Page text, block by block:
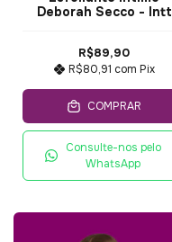
Deborah Secco - Intt
R$89,90
R$80,91 com Pix
COMPRAR
Consulte-nos pelo
WhatsApp